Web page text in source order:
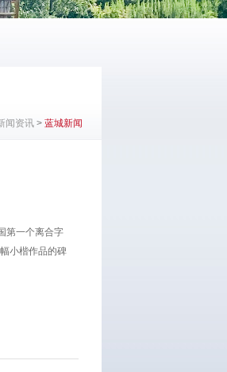
闻资讯 > 蓝城新闻
第一个离合字
小楷作品的碑